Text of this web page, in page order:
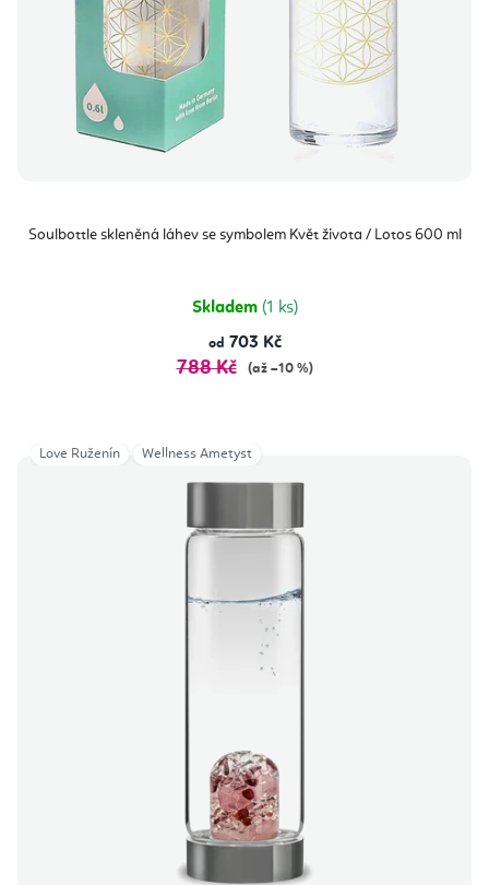
Soulbottle skleněná láhev se symbolem Květ života / Lotos 600 ml
Skladem (1 ks)
od 703 Kč
788 Kč (až –10 %)
Love Ruženín Wellness Ametyst